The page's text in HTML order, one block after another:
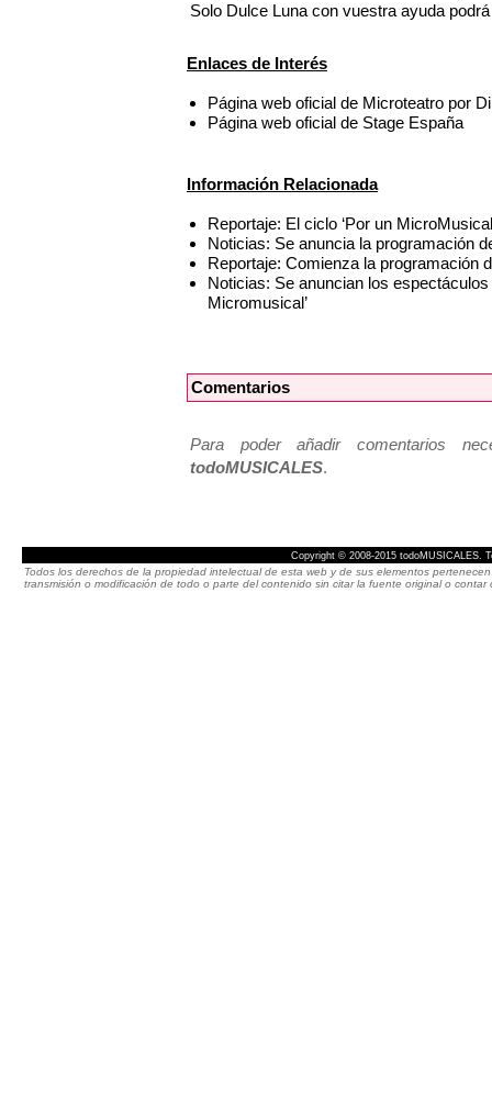
Solo Dulce Luna con vuestra ayuda
Enlaces de Interés
Página web oficial de Microteatro por
Página web oficial de Stage España
Información Relacionada
Reportaje: El ciclo ‘Por un
Noticias: Se anuncia la programación
Reportaje: Comienza la programación
Noticias: Se anuncian los
Micromusical’
Comentarios
Para poder añadir comentarios
todoMUSICALES.
Copyright © 2008-2015 todoMUSICALES.
Todos los derechos de la propiedad intelectual de esta web y de sus elementos
transmisión o modificación de todo o parte del contenido sin citar la fuente original o